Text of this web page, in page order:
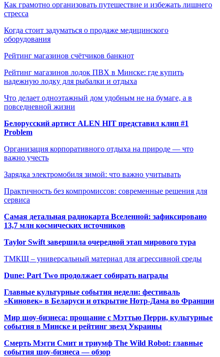
Как грамотно организовать путешествие и избежать лишнего
стресса
Когда стоит задуматься о продаже медицинского
оборудования
Рейтинг магазинов счётчиков банкнот
Рейтинг магазинов лодок ПВХ в Минске: где купить
надежную лодку для рыбалки и отдыха
Что делает одноэтажный дом удобным не на бумаге, а в
повседневной жизни
Белорусский артист ALEN HIT представил клип #1
Problem
Организация корпоративного отдыха на природе — что
важно учесть
Зарядка электромобиля зимой: что важно учитывать
Практичность без компромиссов: современные решения для
сервиса
Самая детальная радиокарта Вселенной: зафиксировано
13,7 млн космических источников
Taylor Swift завершила очередной этап мирового тура
ТМКЩ – универсальный материал для агрессивной среды
Dune: Part Two продолжает собирать награды
Главные культурные события недели: фестиваль
«Киновек» в Беларуси и открытие Нотр-Дама во Франции
Мир шоу-бизнеса: прощание с Мэттью Перри, культурные
события в Минске и рейтинг звезд Украины
Смерть Мэгги Смит и триумф The Wild Robot: главные
события шоу-бизнеса — обзор